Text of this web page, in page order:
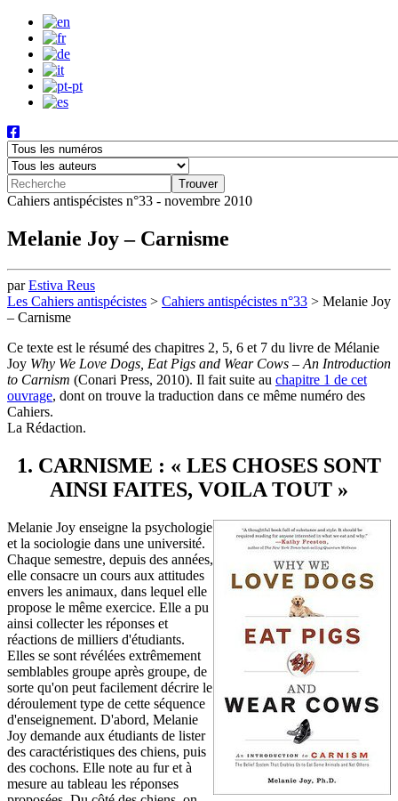
Cahiers antispécistes n°33 - novembre 2010
Melanie Joy – Carnisme
parEstiva Reus
Les Cahiers antispécistes > Cahiers antispécistes n°33 > Melanie Joy
– Carnisme
Ce texte est le résumé des chapitres 2, 5, 6 et 7 du livre de Mélanie
Joy Why We Love Dogs, Eat Pigs and Wear Cows – An Introduction
to Carnism (Conari Press, 2010). Il fait suite au chapitre 1 de cet
ouvrage, dont on trouve la traduction dans ce même numéro des
Cahiers.
La Rédaction.
1. CARNISME : « LES CHOSES SONT
AINSI FAITES, VOILA TOUT »
Melanie Joy enseigne la psychologie
et la sociologie dans une université.
Chaque semestre, depuis des années,
elle consacre un cours aux attitudes
envers les animaux, dans lequel elle
propose le même exercice. Elle a pu
ainsi collecter les réponses et
réactions de milliers d'étudiants.
Elles se sont révélées extrêmement
semblables groupe après groupe, de
sorte qu'on peut facilement décrire le
déroulement type de cette séquence
d'enseignement. D'abord, Melanie
Joy demande aux étudiants de lister
des caractéristiques des chiens, puis
des cochons. Elle note au fur et à
mesure au tableau les réponses